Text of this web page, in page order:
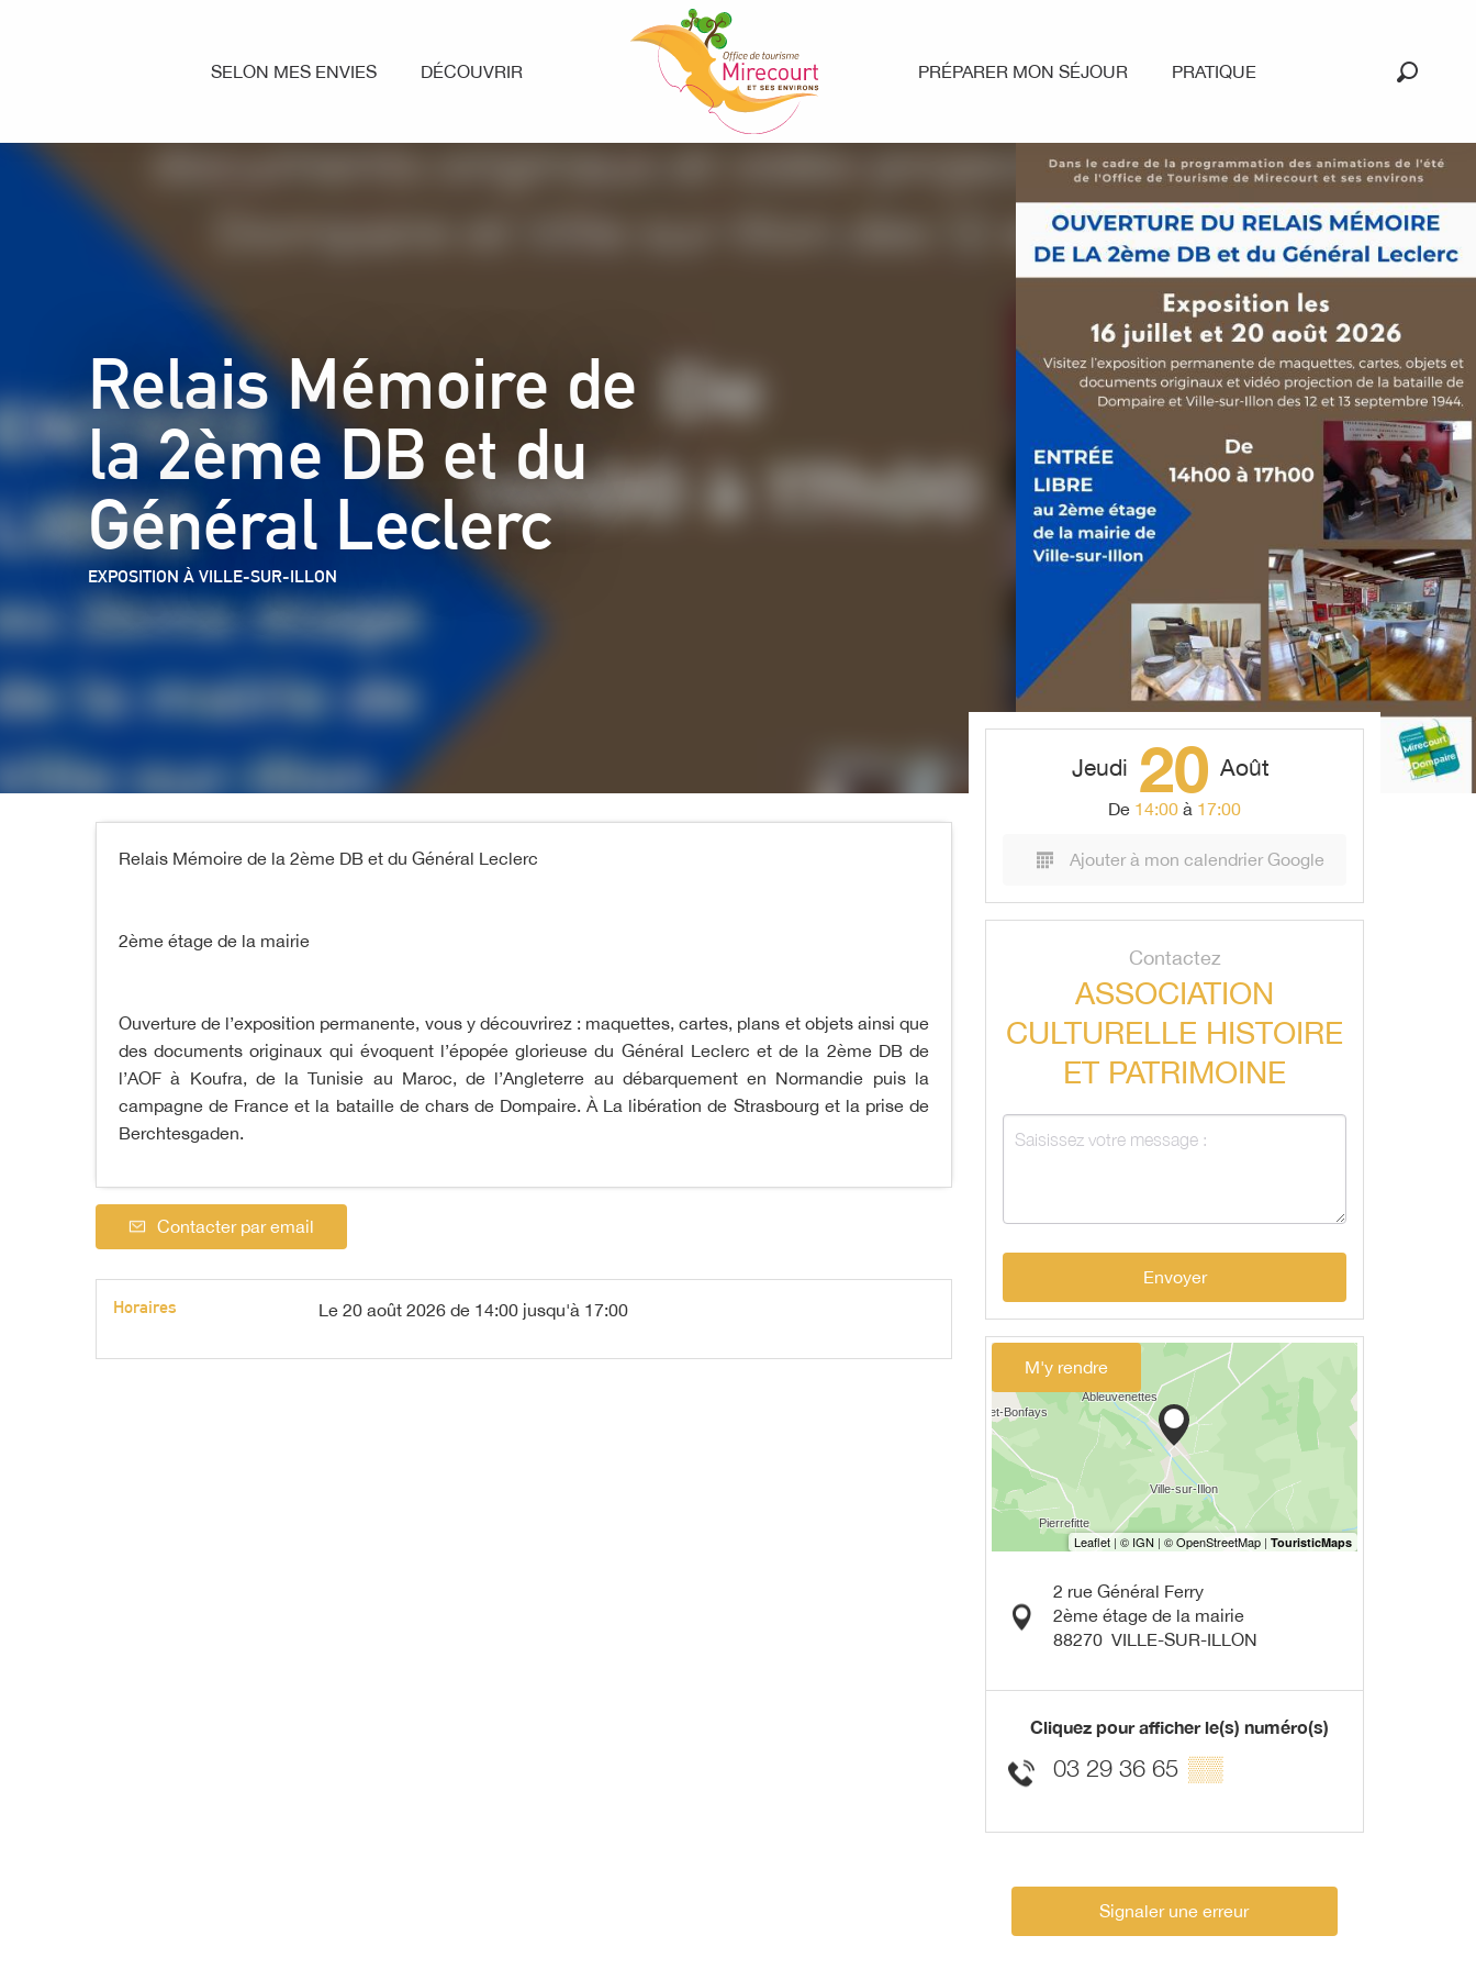
SELON MES ENVIES DÉCOUVRIR PRÉPARER MON SÉJOUR PRATIQUE
Relais Mémoire de
la 2ème DB et du
Général Leclerc
EXPOSITION À VILLE-SUR-ILLON
Relais Mémoire de la 2ème DB et du Général Leclerc
2ème étage de la mairie
Ouverture de l’exposition permanente, vous y découvrirez : maquettes, cartes, plans et objets ainsi que
des documents originaux qui évoquent l’épopée glorieuse du Général Leclerc et de la 2ème DB de
l’AOF à Koufra, de la Tunisie au Maroc, de l’Angleterre au débarquement en Normandie puis la
campagne de France et la bataille de chars de Dompaire. À La libération de Strasbourg et la prise de
Berchtesgaden.
Contacter par email
Horaires Le 20 août 2026 de 14:00 jusqu'à 17:00
Jeudi 20 Août
De 14:00 à 17:00
Ajouter à mon calendrier Google
Contactez
ASSOCIATION
CULTURELLE HISTOIRE
ET PATRIMOINE
Envoyer
M'y rendre
2 rue Général Ferry
2ème étage de la mairie
88270 VILLE-SUR-ILLON
Cliquez pour afficher le(s) numéro(s)
03 29 36 65 ▒▒
Signaler une erreur